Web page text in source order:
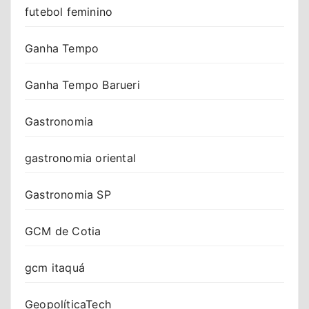
futebol feminino
Ganha Tempo
Ganha Tempo Barueri
Gastronomia
gastronomia oriental
Gastronomia SP
GCM de Cotia
gcm itaquá
GeopolíticaTech